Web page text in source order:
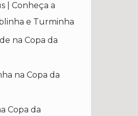
| Conheça a
e Turminha
na Copa da
na Copa da
Copa da